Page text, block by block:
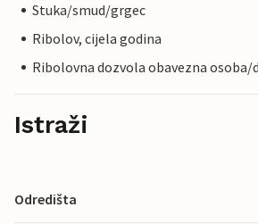
Stuka/smud/grgec
Ribolov, cijela godina
Ribolovna dozvola obavezna osoba/
Istraži
Odredišta